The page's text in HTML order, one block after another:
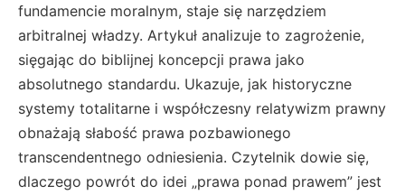
fundamencie moralnym, staje się narzędziem
arbitralnej władzy. Artykuł analizuje to zagrożenie,
sięgając do biblijnej koncepcji prawa jako
absolutnego standardu. Ukazuje, jak historyczne
systemy totalitarne i współczesny relatywizm prawny
obnażają słabość prawa pozbawionego
transcendentnego odniesienia. Czytelnik dowie się,
dlaczego powrót do idei „prawa ponad prawem” jest